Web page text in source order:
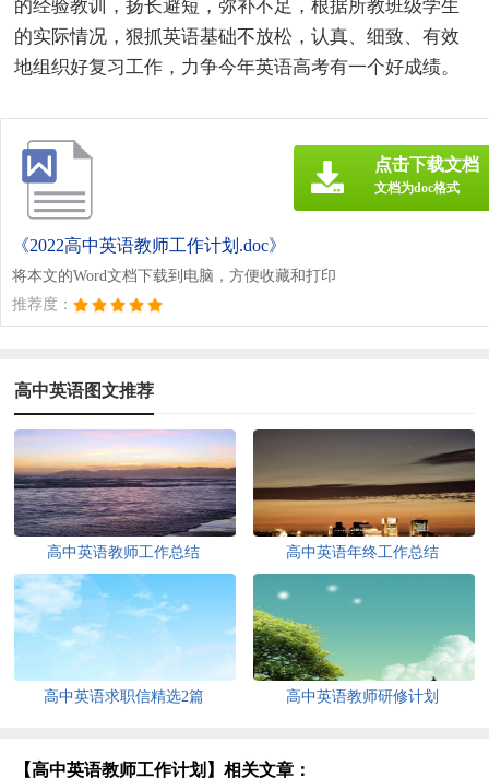
的经验教训，扬长避短，弥补不足，根据所教班级学生
的实际情况，狠抓英语基础不放松，认真、细致、有效
地组织好复习工作，力争今年英语高考有一个好成绩。
《2022高中英语教师工作计划.doc》
将本文的Word文档下载到电脑，方便收藏和打印
推荐度：
点击下载文档
文档为doc格式
高中英语图文推荐
高中英语教师工作总结 高中英语年终工作总结
高中英语求职信精选2篇 高中英语教师研修计划
【高中英语教师工作计划】相关文章：